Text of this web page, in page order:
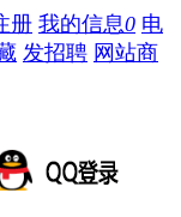
册 我的信息0 电
发招聘 网站商